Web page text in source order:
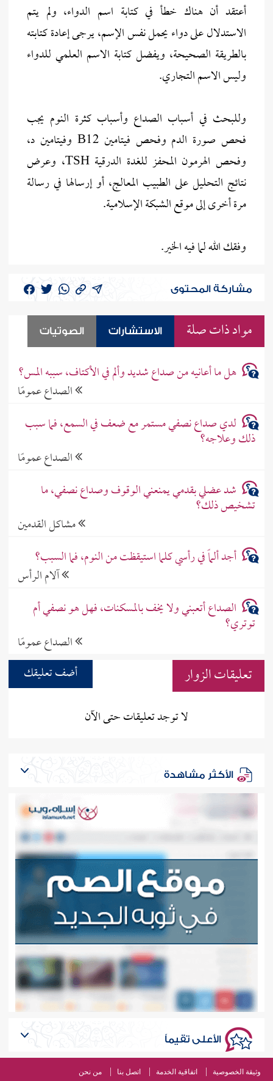
أعتقد أن هناك خطأ في كتابة اسم الدواء، ولم يتم
الاستدلال على دواء يحمل نفس الإسم، يرجى إعادة كتابته
بالطريقة الصحيحة، ويفضل كتابة الاسم العلمي للدواء
وليس الاسم التجاري.
وللبحث في أسباب الصداع وأسباب كثرة النوم يجب
فحص صورة الدم وفحص فيتامين B12 وفيتامين د،
وفحص الهرمون المحفز للغدة الدرقية TSH، وعرض
نتائج التحليل على الطبيب المعالج، أو إرسالها في رسالة
مرة أخرى إلى موقع الشبكة الإسلامية.
وفقك الله لما فيه الخير.
مشاركة المحتوى
مواد ذات صلة الاستشارات الصوتيات
هل ما أعانيه من صداع شديد وألم في الأكتاف، سببه المس؟
الصداع عمومًا
لدي صداع نصفي مستمر مع ضعف في السمع، فما سبب
ذلك وعلاجه؟
الصداع عمومًا
شد عضلي بقدمي يمنعني الوقوف وصداع نصفي، ما
تشخيص ذلك؟
مشاكل القدمين
أجد ألماً في رأسي كلما استيقظت من النوم، فما السبب؟
آلام الرأس
الصداع أتعبني ولا يخف بالمسكنات، فهل هو نصفي أم
توتري؟
الصداع عمومًا
تعليقات الزوار
أضف تعليقك
لا توجد تعليقات حتى الآن
الأكثر مشاهدة
الأعلى تقيماً
وثيقة الخصوصية اتفاقية الخدمة اتصل بنا من نحن